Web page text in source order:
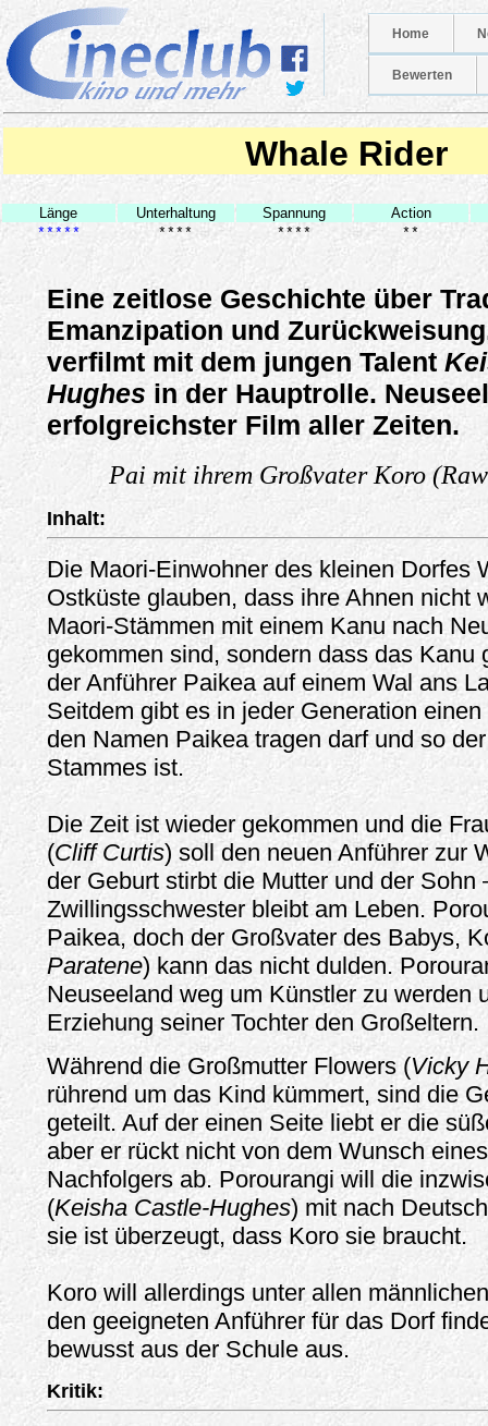
Home
Bewerten
Whale Rider
Länge Unterhaltung Spannung
Action
*****
**** **** **
Eine zeitlose Geschichte über
Emanzipation und
verfilmt mit dem jungen Talent
Hughes in der Hauptrolle.
erfolgreichster Film aller Zeiten.
Pai mit ihrem Großvater Koro
Inhalt:
Die Maori-Einwohner des kleinen Dorfes
Ostküste glauben, dass ihre Ahnen nicht
Maori-Stämmen mit einem Kanu nach
gekommen sind, sondern dass das Kanu
der Anführer Paikea auf einem Wal ans
Seitdem gibt es in jeder Generation
den Namen Paikea tragen darf und so
Stammes ist.
Die Zeit ist wieder gekommen und die
(Cliff Curtis) soll den neuen Anführer zur
der Geburt stirbt die Mutter und der Sohn
Zwillingsschwester bleibt am Leben.
Paikea, doch der Großvater des Babys,
Paratene) kann das nicht dulden.
Neuseeland weg um Künstler zu werden
Erziehung seiner Tochter den Großeltern.
Während die Großmutter Flowers (Vicky
rührend um das Kind kümmert, sind die
geteilt. Auf der einen Seite liebt er die
aber er rückt nicht von dem Wunsch
Nachfolgers ab. Porourangi will die
(Keisha Castle-Hughes) mit nach
sie ist überzeugt, dass Koro sie braucht.
Koro will allerdings unter allen
den geeigneten Anführer für das Dorf
bewusst aus der Schule aus.
Kritik: